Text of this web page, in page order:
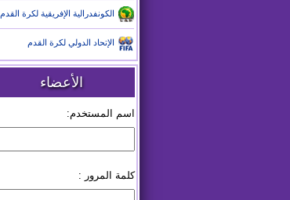
الكونفدرالية الإفريقية لكرة القدم
الإتحاد الدولي لكرة القدم
الأعضاء
اسم المستخدم:
كلمة المرور :